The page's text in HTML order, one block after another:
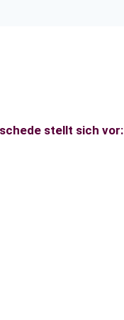
stellt sich vor: